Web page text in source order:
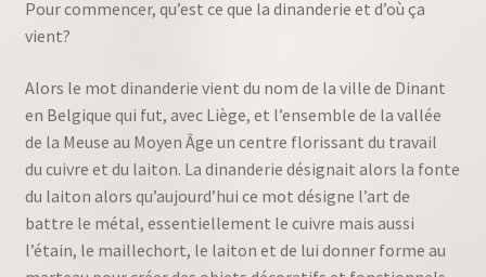
Pour commencer, qu’est ce que la dinanderie et d’où ça
vient?
Alors le mot dinanderie vient du nom de la ville de Dinant
en Belgique qui fut, avec Liège, et l’ensemble de la vallée
de la Meuse au Moyen Âge un centre florissant du travail
du cuivre et du laiton. La dinanderie désignait alors la fonte
du laiton alors qu’aujourd’hui ce mot désigne l’art de
battre le métal, essentiellement le cuivre mais aussi
l’étain, le maillechort, le laiton et de lui donner forme au